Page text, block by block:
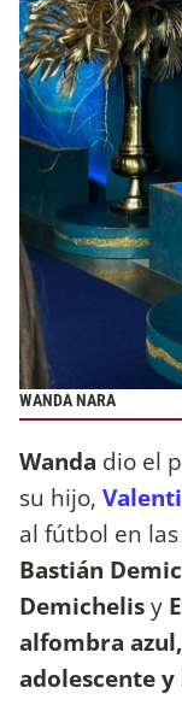
WANDA NARA
Wanda dio el
su hijo,
al fútbol en
Bastián
Demichelisy
alfombra
adolescente